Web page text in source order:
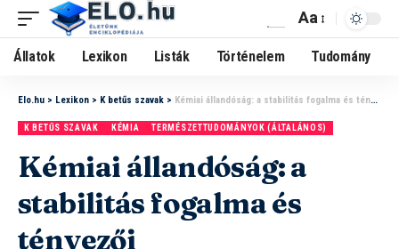
Aa
Állatok Lexikon Listák Történelem Tudomány
Elo.hu > Lexikon > K betűs szavak > Kémiai állandóság: a stabilitás fogalma és tényezői
K BETŰS SZAVAK KÉMIA TERMÉSZETTUDOMÁNYOK (ÁLTALÁNOS)
Kémiai állandóság: a
stabilitás fogalma és
tényezői